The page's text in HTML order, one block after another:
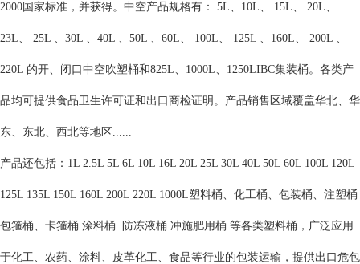
2000国家标准，并获得。中空产品规格有： 5L、10L、 15L、 20L、
23L、 25L 、30L 、40L 、50L 、60L、 100L、 125L 、160L、 200L 、
220L 的开、闭口中空吹塑桶和825L、1000L、1250LIBC集装桶。各类产
品均可提供食品卫生许可证和出口商检证明。产品销售区域覆盖华北、华
东、东北、西北等地区......
产品还包括：1L 2.5L 5L 6L 10L 16L 20L 25L 30L 40L 50L 60L 100L 120L
125L 135L 150L 160L 200L 220L 1000L塑料桶、化工桶、包装桶、注塑桶
包箍桶、卡箍桶 涂料桶  防冻液桶 冲施肥用桶 等各类塑料桶，广泛应用
于化工、农药、涂料、皮革化工、食品等行业的包装运输，提供出口危包